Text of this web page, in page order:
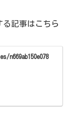
記事はこちら
n669ab150e078